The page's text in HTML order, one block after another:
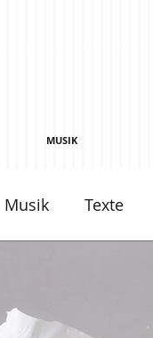
MUSIK
Musik Texte